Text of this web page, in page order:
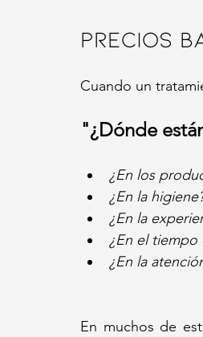
Precios
Cuando un
"¿Dónde
¿En los
¿En la
¿En la
¿En el
¿En la
En muchos de